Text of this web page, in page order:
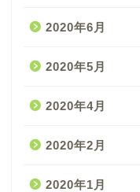
2020年6月
2020年5月
2020年4月
2020年2月
2020年1月